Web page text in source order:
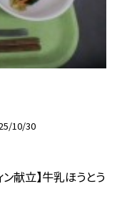
10/30
献立】牛乳ほうとう